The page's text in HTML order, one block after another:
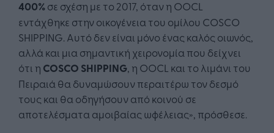
400%σε σχέση με το 2017, όταν η OOCL
εντάχθηκε στην οικογένεια του ομίλου COSCO
SHIPPING. Αυτό δεν είναι μόνο ένας καλός οιωνός,
αλλά και μια σημαντική χειρονομία που δείχνει
ότι η COSCO SHIPPING, η OOCL και το λιμάνι του
Πειραιά θα δυναμώσουν περαιτέρω τον δεσμό
τους και θα οδηγήσουν από κοινού σε
αποτελέσματα αμοιβαίας ωφέλειας», πρόσθεσε.